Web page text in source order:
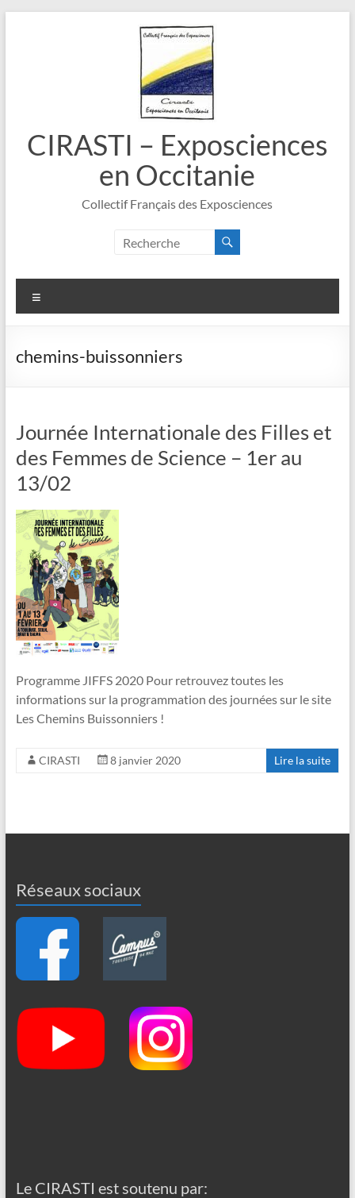
CIRASTI – Exposciences
en Occitanie
Collectif Français des Exposciences
chemins-buissonniers
Journée Internationale des Filles et
des Femmes de Science – 1er au
13/02
Programme JIFFS 2020 Pour retrouvez toutes les
informations sur la programmation des journées sur le site
Les Chemins Buissonniers !
CIRASTI 8 janvier 2020 Lire la suite
Réseaux sociaux
Le CIRASTI est soutenu par: